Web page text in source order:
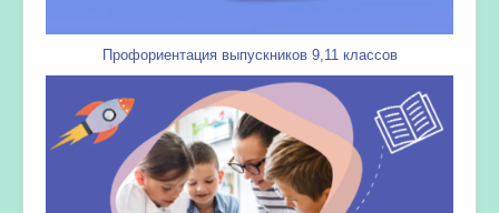
Профориентация выпускников 9,11 классов